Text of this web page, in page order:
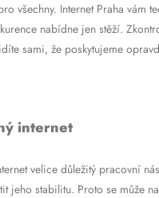
všechny. Internet Praha vám
nabídne jen stěží.
sami, že poskytujeme
internet
velice důležitý pracovní
jeho stabilitu. Proto se může